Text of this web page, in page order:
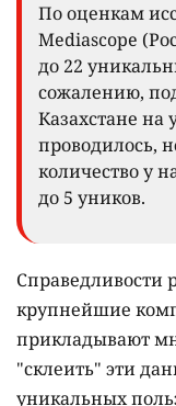
По оценкам
Mediascope
до 22
сожалению,
Казахстане на
проводилось,
количество у
до 5 уников.
Справедливости
крупнейшие
прикладывают
"склеить" эти
уникальных